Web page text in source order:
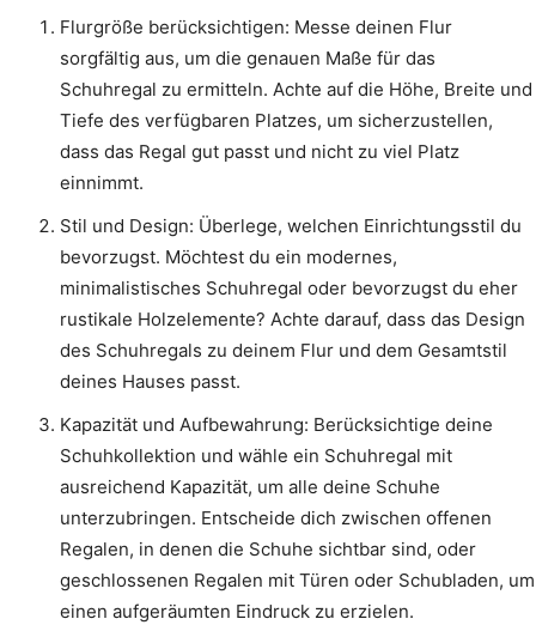
Flurgröße berücksichtigen: Messe deinen Flur
sorgfältig aus, um die genauen Maße für das
Schuhregal zu ermitteln. Achte auf die Höhe, Breite und
Tiefe des verfügbaren Platzes, um sicherzustellen,
dass das Regal gut passt und nicht zu viel Platz
einnimmt.
Stil und Design: Überlege, welchen Einrichtungsstil du
bevorzugst. Möchtest du ein modernes,
minimalistisches Schuhregal oder bevorzugst du eher
rustikale Holzelemente? Achte darauf, dass das Design
des Schuhregals zu deinem Flur und dem Gesamtstil
deines Hauses passt.
Kapazität und Aufbewahrung: Berücksichtige deine
Schuhkollektion und wähle ein Schuhregal mit
ausreichend Kapazität, um alle deine Schuhe
unterzubringen. Entscheide dich zwischen offenen
Regalen, in denen die Schuhe sichtbar sind, oder
geschlossenen Regalen mit Türen oder Schubladen, um
einen aufgeräumten Eindruck zu erzielen.